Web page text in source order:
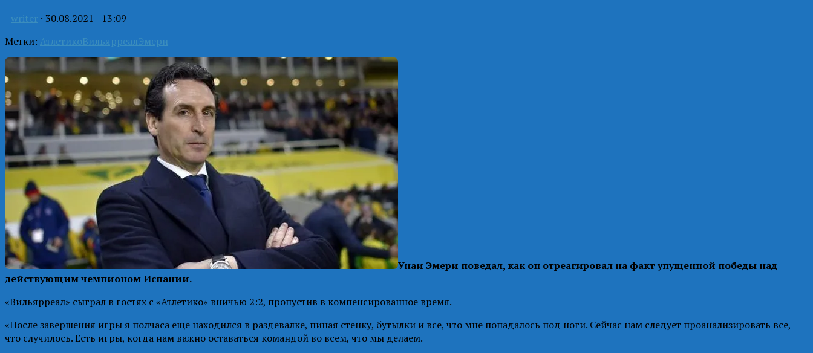
- writer · 30.08.2021 - 13:09
Метки: АтлетикоВильярреал Эмери
Унаи Эмери поведал, как он отреагировал на факт упущенной победы над
действующим чемпионом Испании.
«Вильярреал» сыграл в гостях с «Атлетико» вничью 2:2, пропустив в компенсированное время.
«После завершения игры я полчаса еще находился в раздевалке, пиная стенку, бутылки и все, что мне попадалось под ноги. Сейчас нам следует проанализировать все,
что случилось. Есть игры, когда нам важно оставаться командой во всем, что мы делаем.